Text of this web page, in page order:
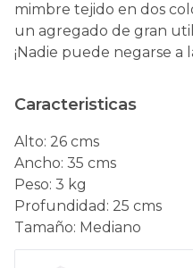
mimbre tejido en dos
un agregado de gran
¡Nadie puede negarse a
Caracteristicas
Alto: 26 cms
Ancho: 35 cms
Peso: 3 kg
Profundidad : 25 cms
Tamaño: Mediano